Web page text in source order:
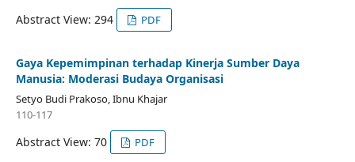
Abstract View: 294 PDF
Gaya Kepemimpinan terhadap Kinerja Sumber Daya
Manusia: Moderasi Budaya Organisasi
Setyo Budi Prakoso, Ibnu Khajar
110-117
Abstract View: 70 PDF